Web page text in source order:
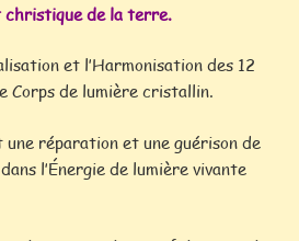
christique de la terre.
et l’Harmonisation des 12
Corps de lumière cristallin.
réparation et une guérison de
l’Énergie de lumière vivante